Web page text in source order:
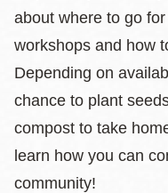
about where to go
workshops and how
Depending on
chance to plant
compost to take
learn how you can
community!